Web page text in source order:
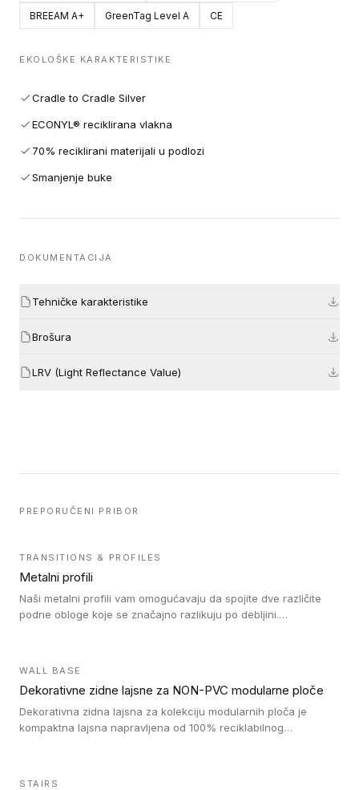
BREEAM A+ GreenTag Level A CE
EKOLOŠKE KARAKTERISTIKE
Cradle to Cradle Silver
ECONYL® reciklirana vlakna
70% reciklirani materijali u podlozi
Smanjenje buke
DOKUMENTACIJA
Tehničke karakteristike
Brošura
LRV (Light Reflectance Value)
PREPORUČENI PRIBOR
TRANSITIONS & PROFILES
Metalni profili
Naši metalni profili vam omogućavaju da spojite dve različite
podne obloge koje se značajno razlikuju po debljini.
WALL BASE
Dekorativne zidne lajsne za NON-PVC modularne ploče
Dekorativna zidna lajsna za kolekciju modularnih ploča je
kompaktna lajsna napravljena od 100% reciklabilnog
STAIRS